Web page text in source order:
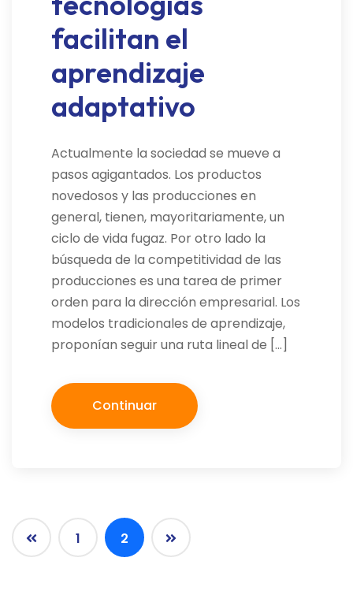
facilitan el
aprendizaje
adaptativo
Actualmente la sociedad se mueve a
pasos agigantados. Los productos
novedosos y las producciones en
general, tienen, mayoritariamente, un
ciclo de vida fugaz. Por otro lado la
búsqueda de la competitividad de las
producciones es una tarea de primer
orden para la dirección empresarial. Los
modelos tradicionales de aprendizaje,
proponían seguir una ruta lineal de […]
Continuar
1 2